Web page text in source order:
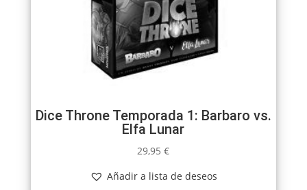
Dice Throne Temporada 1: Barbaro vs.
Elfa Lunar
29,95€
Añadir a lista de deseos